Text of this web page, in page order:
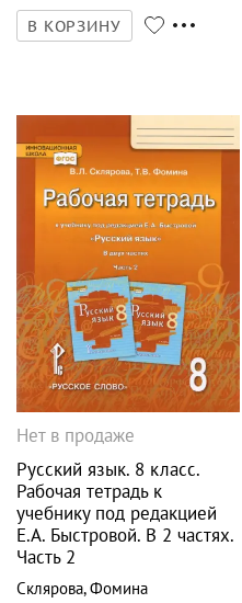
В КОРЗИНУ
Нет в продаже
Русский язык. 8 класс.
Рабочая тетрадь к
учебнику под редакцией
Е.А. Быстровой. В 2 частях.
Часть 2
Склярова,Фомина